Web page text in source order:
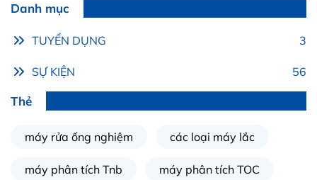
Danh mục
TUYỂN DỤNG 3
SỰ KIỆN 56
Thẻ
máy rửa ống nghiệm các loại máy lắc
máy phân tích Tnb máy phân tích TOC